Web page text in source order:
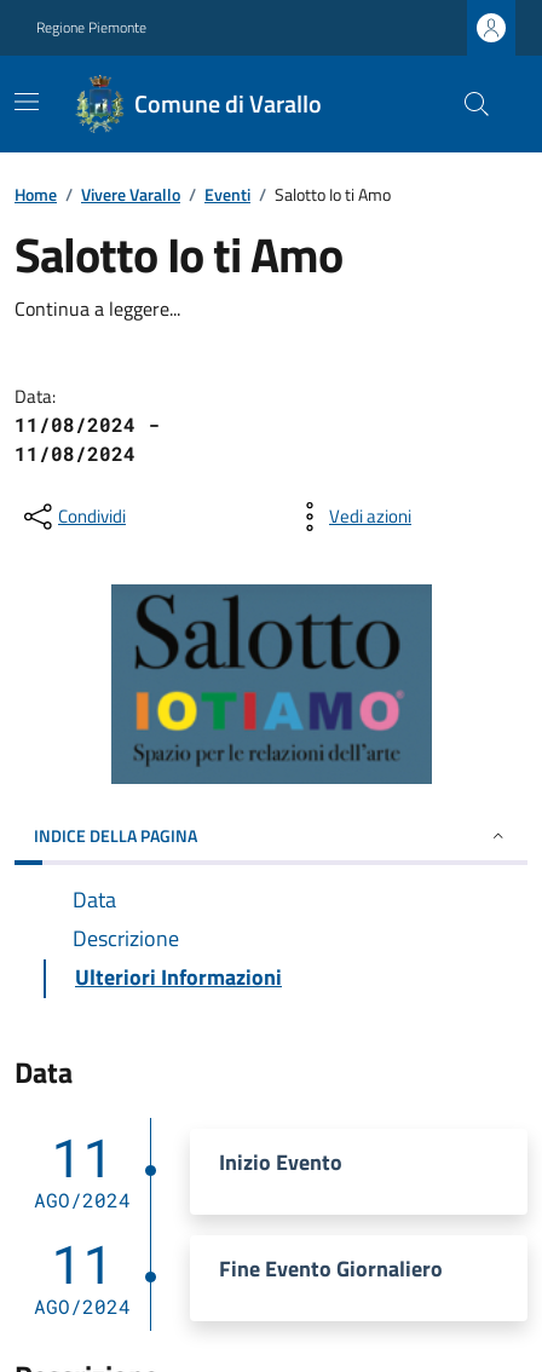
Regione Piemonte
Comune di Varallo
Home / Vivere Varallo / Eventi / Salotto Io ti Amo
Salotto Io ti Amo
Continua a leggere...
Data:
11/08/2024 -
11/08/2024
Condividi Vedi azioni
INDICE DELLA PAGINA
Data
Descrizione
Ulteriori Informazioni
Data
11
AGO/2024
Inizio Evento
11
AGO/2024
Fine Evento Giornaliero